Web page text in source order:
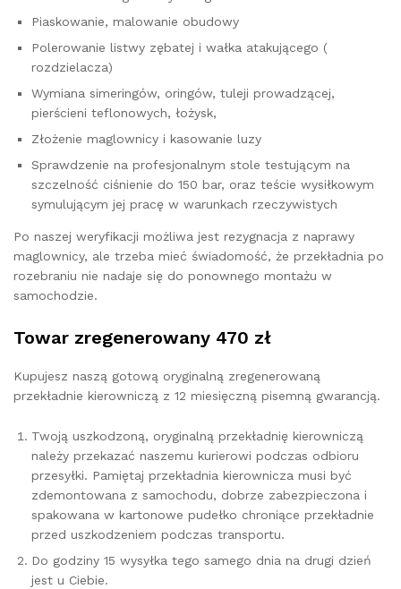
Piaskowanie, malowanie obudowy
Polerowanie listwy zębatej i wałka atakującego (
rozdzielacza)
Wymiana simeringów, oringów, tuleji prowadzącej,
pierścieni teflonowych, łożysk,
Złożenie maglownicy i kasowanie luzy
Sprawdzenie na profesjonalnym stole testującym na
szczelność ciśnienie do 150 bar, oraz teście wysiłkowym
symulującym jej pracę w warunkach rzeczywistych
Po naszej weryfikacji możliwa jest rezygnacja z naprawy
maglownicy, ale trzeba mieć świadomość, że przekładnia po
rozebraniu nie nadaje się do ponownego montażu w
samochodzie.
Towar zregenerowany 470 zł
Kupujesz naszą gotową oryginalną zregenerowaną
przekładnie kierowniczą z 12 miesięczną pisemną gwarancją.
Twoją uszkodzoną, oryginalną przekładnię kierowniczą
należy przekazać naszemu kurierowi podczas odbioru
przesyłki. Pamiętaj przekładnia kierownicza musi być
zdemontowana z samochodu, dobrze zabezpieczona i
spakowana w kartonowe pudełko chroniące przekładnie
przed uszkodzeniem podczas transportu.
Do godziny 15 wysyłka tego samego dnia na drugi dzień
jest u Ciebie.